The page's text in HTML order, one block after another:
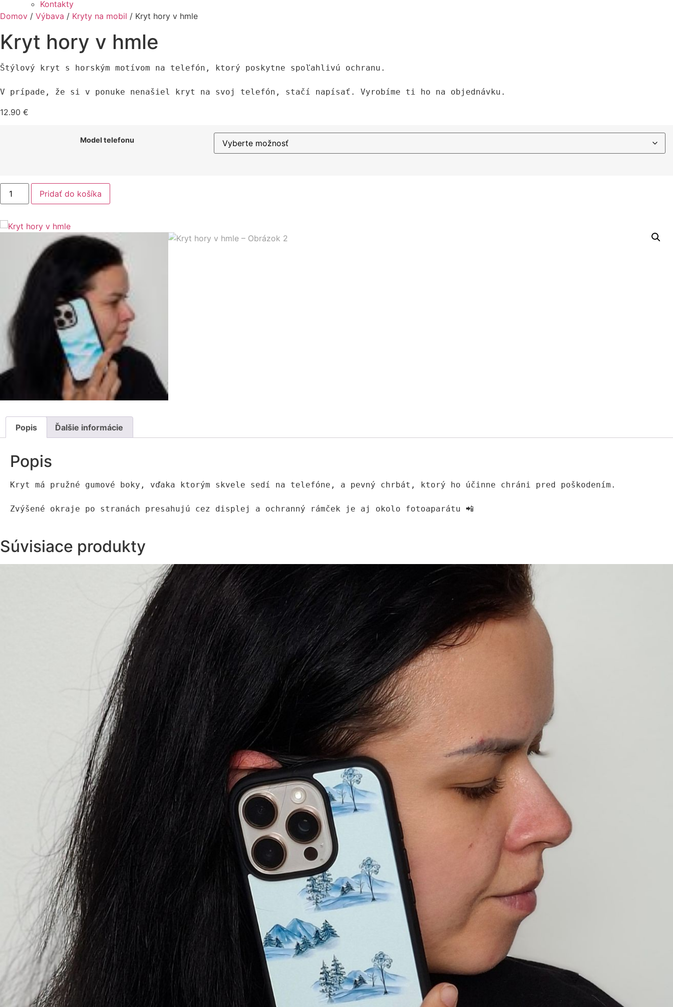
Kontakty
Domov / Výbava / Kryty na mobil / Kryt hory v hmle
Kryt hory v hmle
Štýlový kryt s horským motívom na telefón, ktorý poskytne spoľahlivú ochranu.
V prípade, že si v ponuke nenašiel kryt na svoj telefón, stačí napísať. Vyrobíme ti ho na objednávku.
12.90 €
Model telefonu
množstvo
Kryt
hory
hmle
Pridať do košíka
Popis Ďalšie informácie
Popis
Kryt má pružné gumové boky, vďaka ktorým skvele sedí na telefóne, a pevný chrbát, ktorý ho účinne chráni pred poškodením.
Zvýšené okraje po stranách presahujú cez displej a ochranný rámček je aj okolo fotoaparátu 📲
Súvisiace produkty